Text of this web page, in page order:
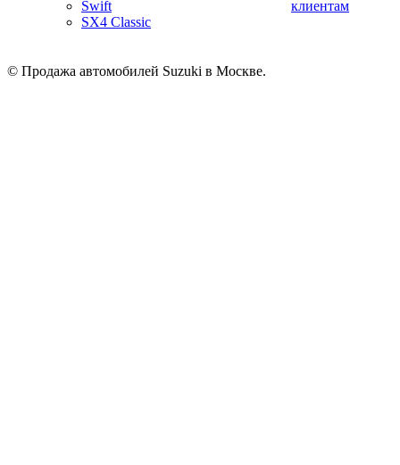
Swift
SX4 Classic
клиентам
© Продажа автомобилей Suzuki в Москве.